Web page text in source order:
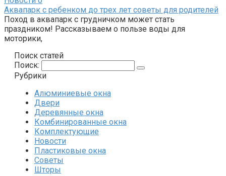
Аквапарк с ребенком до трех лет советы для родителей
Поход в аквапарк с грудничком может стать
праздником! Рассказываем о пользе воды для
моторики,
Поиск статей
Поиск:
Рубрики
Алюминиевые окна
Двери
Деревянные окна
Комбинированные окна
Комплектующие
Новости
Пластиковые окна
Советы
Шторы